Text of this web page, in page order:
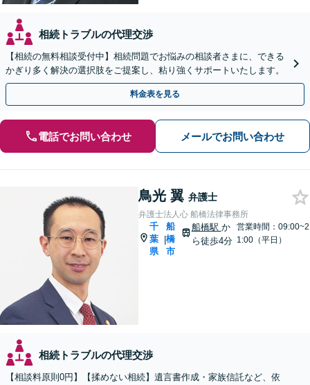
相続トラブルの代理交渉
【相続の無料相談受付中】相続問題でお悩みの相談者さまに、できる
かぎり多く解決の選択肢をご提案し、粘り強くサポートいたします。
料金表を見る
電話でお問い合わせ メールでお問い合わせ
鳥光 翼 弁護士
弁護士法人心 船橋法律事務所
千
葉
県
|
船
橋
市
船橋駅 か
ら徒歩4分
営業時間：09:00~2
1:00（平日）
相続トラブルの代理交渉
【相談料原則0円】【揉めない相続】遺言書作成・家族信託など、依